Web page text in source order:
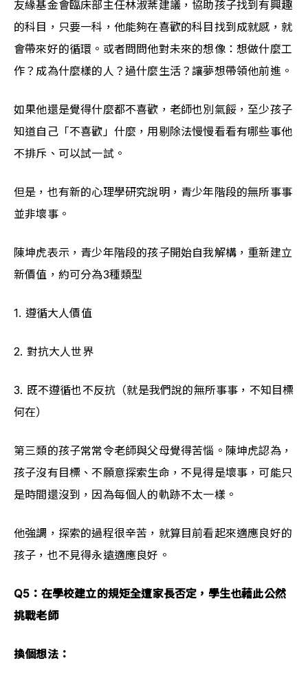
友緣基金會臨床部主任林淑棻建議，協助孩子找到有興趣
的科目，只要一科，他能夠在喜歡的科目找到成就感，就
會帶來好的循環。或者問問他對未來的想像：想做什麼工
作？成為什麼樣的人？過什麼生活？讓夢想帶領他前進。
如果他還是覺得什麼都不喜歡，老師也別氣餒，至少孩子
知道自己「不喜歡」什麼，用剔除法慢慢看看有哪些事他
不排斥、可以試一試。
但是，也有新的心理學研究說明，青少年階段的無所事事
並非壞事。
陳坤虎表示，青少年階段的孩子開始自我解構，重新建立
新價值，約可分為3種類型
1. 遵循大人價值
2. 對抗大人世界
3. 既不遵循也不反抗（就是我們說的無所事事，不知目標
何在）
第三類的孩子常常令老師與父母覺得苦惱。陳坤虎認為，
孩子沒有目標、不願意探索生命，不見得是壞事，可能只
是時間還沒到，因為每個人的軌跡不太一樣。
他強調，探索的過程很辛苦，就算目前看起來適應良好的
孩子，也不見得永遠適應良好。
Q5：在學校建立的規矩全遭家長否定，學生也藉此公然
挑戰老師
換個想法：